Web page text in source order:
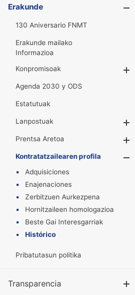
Erakunde
130 Aniversario FNMT
Erakunde mailako
Informazioa
Konpromisoak
Agenda 2030 y ODS
Estatutuak
Lanpostuak
Prentsa Aretoa
Kontratatzailearen profila
Adquisiciones
Enajenaciones
Zerbitzuen Aurkezpena
Hornitzaileen homologazioa
Beste Gai Interesgarriak
Histórico
Pribatutasun politika
Transparencia